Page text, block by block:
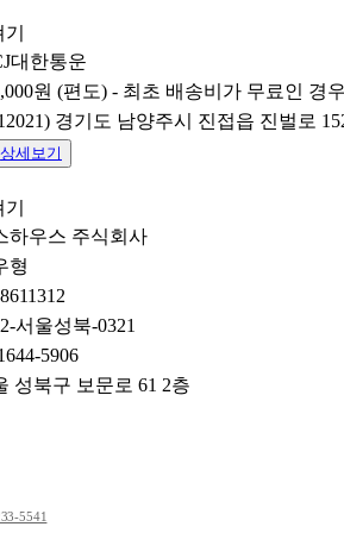
대한통운
원 (편도) - 최초 배송비가 무료인 경
경기도 남양주시 진접읍 진벌로
상세보기
하우스 주식회사
형
서울성북-0321
5906
성북구 보문로 61 2층
5541